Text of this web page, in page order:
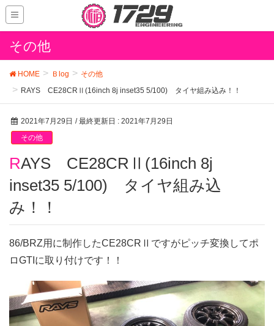
その他
HOME Ｂlog
その他
RAYS CE28CRⅡ(16inch 8j inset35 5/100) タイヤ組み込み！！
2021年7月29日 / 最終更新日 : 2021年7月29日
その他
RAYS CE28CRⅡ(16inch 8j
inset35 5/100) タイヤ組み込
み！！
86/BRZ用に制作したCE28CRⅡですがピッチ変換してポ
ロGTIに取り付けです！！